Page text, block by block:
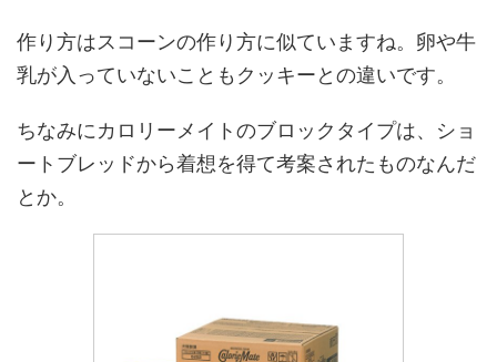
作り方はスコーンの作り方に似ていますね。卵や牛
乳が入っていないこともクッキーとの違いです。
ちなみにカロリーメイトのブロックタイプは、ショ
ートブレッドから着想を得て考案されたものなんだ
とか。